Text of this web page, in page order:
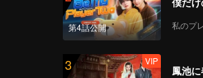
第4話公開
3 VIP
鳳池